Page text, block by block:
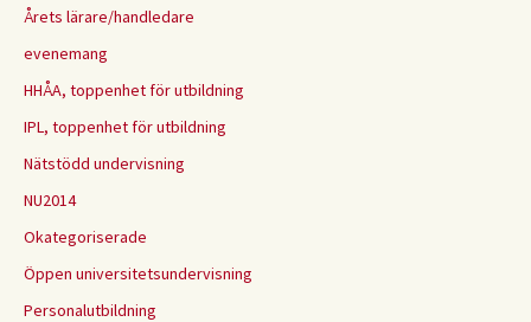
Årets lärare/handledare
evenemang
HHÅA, toppenhet för utbildning
IPL, toppenhet för utbildning
Nätstödd undervisning
NU2014
Okategoriserade
Öppen universitetsundervisning
Personalutbildning